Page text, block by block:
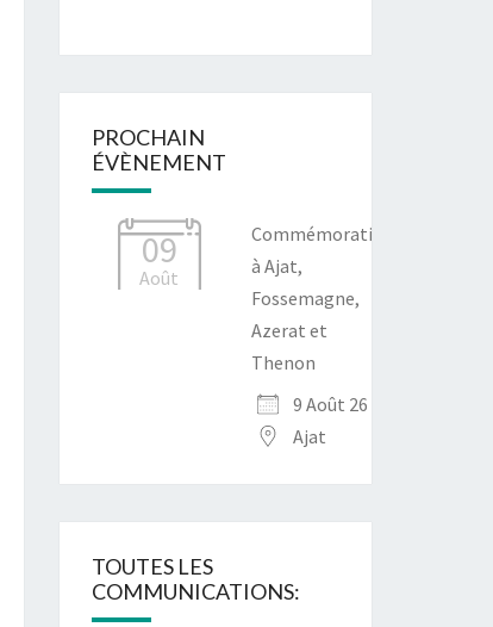
PROCHAIN
ÉVÈNEMENT
09
Août
Commémoration
à Ajat,
Fossemagne,
Azerat et
Thenon
9 Août 26
Ajat
TOUTES LES
COMMUNICATIONS: